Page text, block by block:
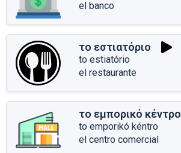
el banco
το εστιατόριο
to estiatório
el restaurante
το εμπορικό κέντρο
to emporikó kéntro
el centro comercial